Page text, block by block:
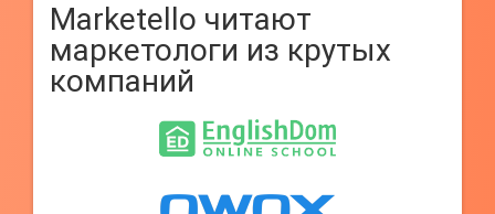
Marketello читают
маркетологи из крутых
компаний